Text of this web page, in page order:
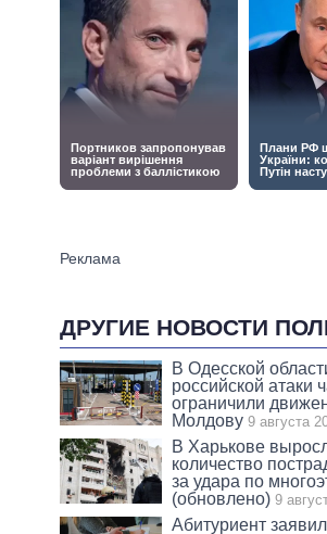
ДРУГИЕ НОВОСТИ
В Одесской
российской атаки
ограничили
Молдову 9 августа
В Харькове
количество
за удара по
(обновлено) 9
Абитуриент